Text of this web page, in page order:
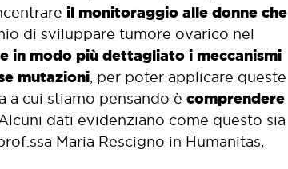
il monitoraggio alle donne che
di sviluppare tumore ovarico nel
in modo più dettagliato i meccanismi
mutazioni, per poter applicare queste
a cui stiamo pensando è comprendere
Alcuni dati evidenziano come questo sia
Maria Rescigno in Humanitas,